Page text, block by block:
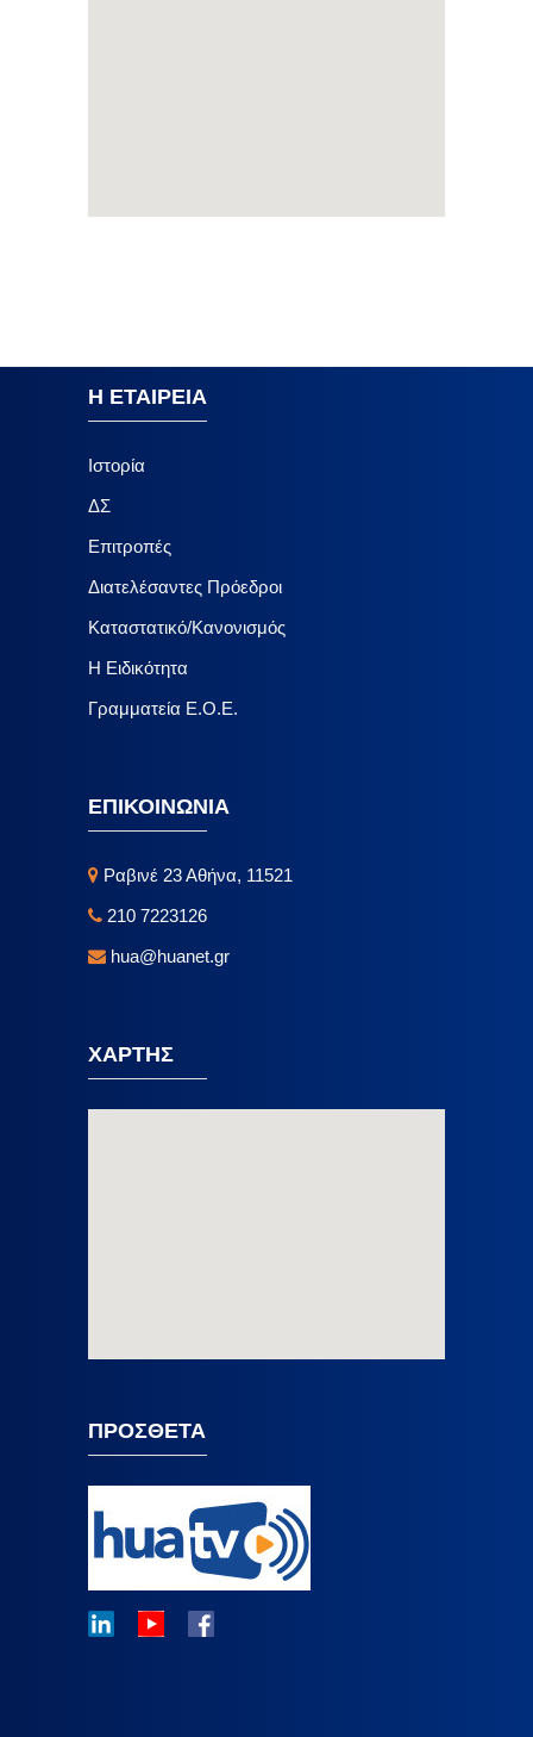
Η ΕΤΑΙΡΕΙΑ
Ιστορία
ΔΣ
Επιτροπές
Διατελέσαντες Πρόεδροι
Καταστατικό/Κανονισμός
Η Ειδικότητα
Γραμματεία Ε.Ο.Ε.
ΕΠΙΚΟΙΝΩΝΙΑ
Ραβινέ 23 Αθήνα, 11521
210 7223126
hua@huanet.gr
ΧΑΡΤΗΣ
ΠΡΟΣΘΕΤΑ